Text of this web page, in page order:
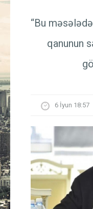
“Bu
qanunun
6 İyun 18:57